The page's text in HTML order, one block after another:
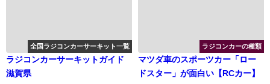
全国ラジコンカーサーキット一覧
ラジコンカーサーキットガイド
滋賀県
ラジコンカーの種類
マツダ車のスポーツカー「ロー
ドスター」が面白い【RCカー】